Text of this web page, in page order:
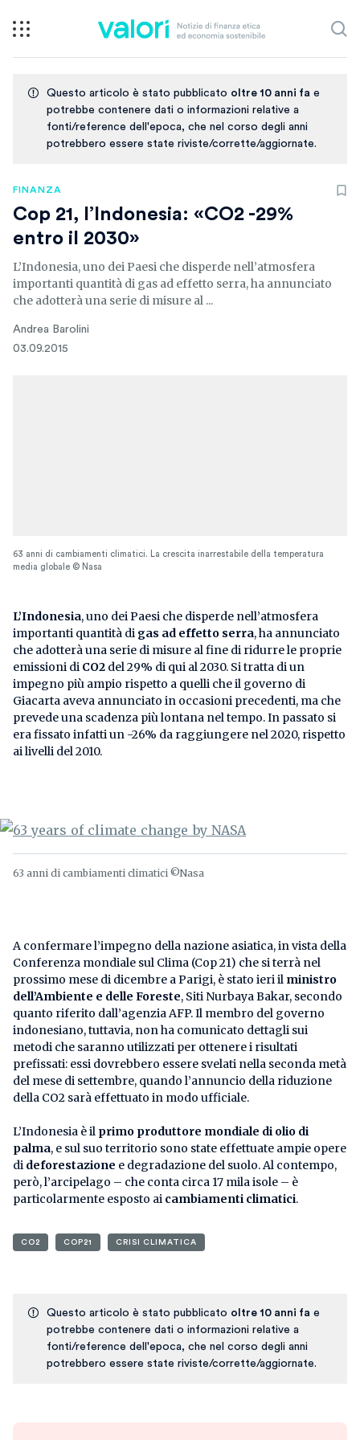
Questo articolo è stato pubblicato oltre 10 anni fa e
potrebbe contenere dati o informazioni relative a
fonti/reference dell'epoca, che nel corso degli anni
potrebbero essere state riviste/corrette/aggiornate.
FINANZA
Cop 21, l’Indonesia: «CO2 -29%
entro il 2030»
L’Indonesia, uno dei Paesi che disperde nell’atmosfera
importanti quantità di gas ad effetto serra, ha annunciato
che adotterà una serie di misure al ...
Andrea Barolini
03.09.2015
63 anni di cambiamenti climatici. La crescita inarrestabile della temperatura
media globale © Nasa
L’Indonesia, uno dei Paesi che disperde nell’atmosfera
importanti quantità di gas ad effetto serra, ha annunciato
che adotterà una serie di misure al fine di ridurre le proprie
emissioni di CO2 del 29% di qui al 2030. Si tratta di un
impegno più ampio rispetto a quelli che il governo di
Giacarta aveva annunciato in occasioni precedenti, ma che
prevede una scadenza più lontana nel tempo. In passato si
era fissato infatti un -26% da raggiungere nel 2020, rispetto
ai livelli del 2010.
63 anni di cambiamenti climatici ©Nasa
A confermare l’impegno della nazione asiatica, in vista della
Conferenza mondiale sul Clima (Cop 21) che si terrà nel
prossimo mese di dicembre a Parigi, è stato ieri il ministro
dell’Ambiente e delle Foreste, Siti Nurbaya Bakar, secondo
quanto riferito dall’agenzia AFP. Il membro del governo
indonesiano, tuttavia, non ha comunicato dettagli sui
metodi che saranno utilizzati per ottenere i risultati
prefissati: essi dovrebbero essere svelati nella seconda metà
del mese di settembre, quando l’annuncio della riduzione
della CO2 sarà effettuato in modo ufficiale.
L’Indonesia è il primo produttore mondiale di olio di
palma, e sul suo territorio sono state effettuate ampie opere
di deforestazione e degradazione del suolo. Al contempo,
però, l’arcipelago – che conta circa 17 mila isole – è
particolarmente esposto ai cambiamenti climatici.
CO2 COP21 CRISI CLIMATICA
Questo articolo è stato pubblicato oltre 10 anni fa e
potrebbe contenere dati o informazioni relative a
fonti/reference dell'epoca, che nel corso degli anni
potrebbero essere state riviste/corrette/aggiornate.